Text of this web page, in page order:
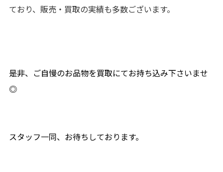
ており、販売・買取の実績も多数ございます。
是非、ご自慢のお品物を買取にてお持ち込み下さいませ
◎
スタッフ一同、お待ちしております。